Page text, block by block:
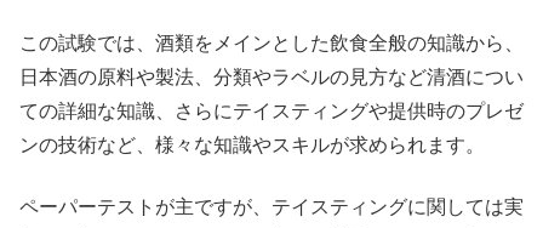
この試験では、酒類をメインとした飲食全般の知識から、
日本酒の原料や製法、分類やラベルの見方など清酒につい
ての詳細な知識、さらにテイスティングや提供時のプレゼ
ンの技術など、様々な知識やスキルが求められます。
ペーパーテストが主ですが、テイスティングに関しては実